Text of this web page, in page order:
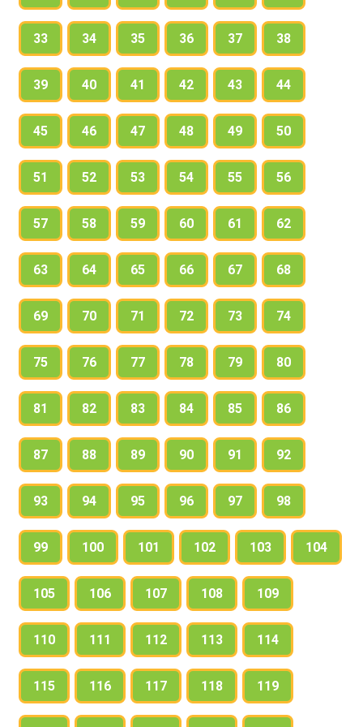
Может быть, об этом надо написать как-то иначе
или совсем не писать, если заметка называется
33 34 35 36 37 38
39 40 41 42 43 44
45 46 47 48 49 50
51 52 53 54 55 56
57 58 59 60 61 62
63 64 65 66 67 68
69 70 71 72 73 74
75 76 77 78 79 80
81 82 83 84 85 86
87 88 89 90 91 92
93 94 95 96 97 98
99 100 101 102 103 104
105 106 107 108 109
110 111 112 113 114
115 116 117 118 119